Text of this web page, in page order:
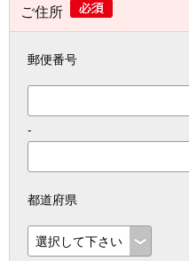
ご住所
郵便番号
-
都道府県